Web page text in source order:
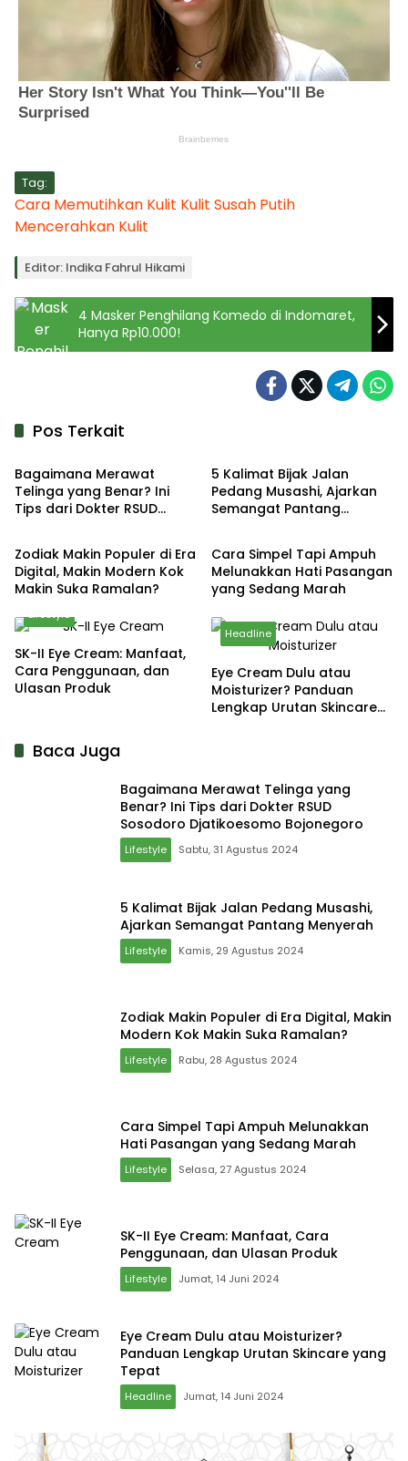
Tag:
Cara Memutihkan Kulit Kulit Susah Putih
Mencerahkan Kulit
Editor: Indika Fahrul Hikami
4 Masker Penghilang Komedo di Indomaret,
Hanya Rp10.000!
Pos Terkait
Lifestyle
Bagaimana Merawat
Telinga yang Benar? Ini
Tips dari Dokter RSUD
5 Kalimat Bijak Jalan
Pedang Musashi, Ajarkan
Semangat Pantang
Lifestyle
Zodiak Makin Populer di Era
Digital, Makin Modern Kok
Makin Suka Ramalan?
Lifestyle
Cara Simpel Tapi Ampuh
Melunakkan Hati Pasangan
yang Sedang Marah
Lifestyle
SK-II Eye Cream: Manfaat,
Cara Penggunaan, dan
Ulasan Produk
Headline
Eye Cream Dulu atau
Moisturizer? Panduan
Lengkap Urutan Skincare
Baca Juga
Bagaimana Merawat Telinga yang
Benar? Ini Tips dari Dokter RSUD
Sosodoro Djatikoesomo Bojonegoro
Lifestyle Sabtu, 31 Agustus 2024
5 Kalimat Bijak Jalan Pedang Musashi,
Ajarkan Semangat Pantang Menyerah
Lifestyle Kamis, 29 Agustus 2024
Zodiak Makin Populer di Era Digital, Makin
Modern Kok Makin Suka Ramalan?
Lifestyle Rabu, 28 Agustus 2024
Cara Simpel Tapi Ampuh Melunakkan
Hati Pasangan yang Sedang Marah
Lifestyle Selasa, 27 Agustus 2024
SK-II Eye Cream: Manfaat, Cara
Penggunaan, dan Ulasan Produk
Lifestyle Jumat, 14 Juni 2024
Eye Cream Dulu atau Moisturizer?
Panduan Lengkap Urutan Skincare yang
Tepat
Headline Jumat, 14 Juni 2024